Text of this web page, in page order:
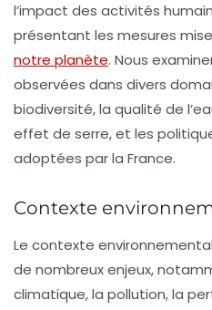
l’impact des activités
présentant les mesures
notre planète. Nous
observées dans divers
biodiversité, la qualité de
effet de serre, et les
adoptées par la France.
Contexte
Le contexte
de nombreux enjeux,
climatique, la pollution, la